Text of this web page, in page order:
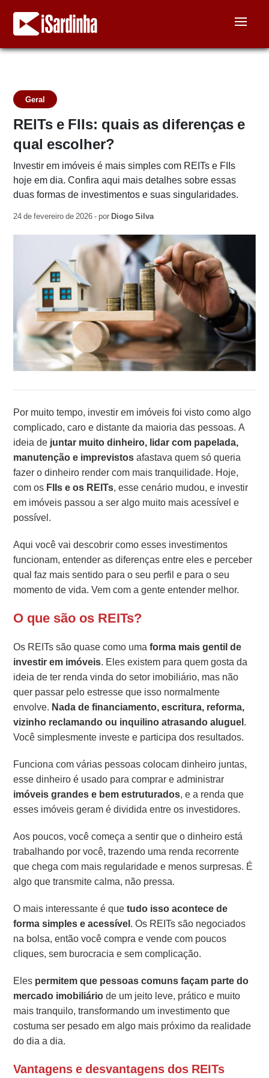
Geral
REITs e FIIs: quais as diferenças e
qual escolher?
Investir em imóveis é mais simples com REITs e FIIs
hoje em dia. Confira aqui mais detalhes sobre essas
duas formas de investimentos e suas singularidades.
24 de fevereiro de 2026 - por Diogo Silva
Por muito tempo, investir em imóveis foi visto como algo
complicado, caro e distante da maioria das pessoas. A
ideia de juntar muito dinheiro, lidar com papelada,
manutenção e imprevistosafastava quem só queria
fazer o dinheiro render com mais tranquilidade. Hoje,
com os FIIs e os REITs, esse cenário mudou, e investir
em imóveis passou a ser algo muito mais acessível e
possível.
Aqui você vai descobrir como esses investimentos
funcionam, entender as diferenças entre eles e perceber
qual faz mais sentido para o seu perfil e para o seu
momento de vida. Vem com a gente entender melhor.
O que são os REITs?
Os REITs são quase como umaforma mais gentil de
investir em imóveis. Eles existem para quem gosta da
ideia de ter renda vinda do setor imobiliário, mas não
quer passar pelo estresse que isso normalmente
envolve. Nada de financiamento, escritura, reforma,
vizinho reclamando ou inquilino atrasando aluguel.
Você simplesmente investe e participa dos resultados.
Funciona com várias pessoas colocam dinheiro juntas,
esse dinheiro é usado para comprar e administrar
imóveis grandes e bem estruturados, e a renda que
esses imóveis geram é dividida entre os investidores.
Aos poucos, você começa a sentir que o dinheiro está
trabalhando por você, trazendo uma renda recorrente
que chega com mais regularidade e menos surpresas. É
algo que transmite calma, não pressa.
O mais interessante é quetudo isso acontece de
forma simples e acessível. Os REITs são negociados
na bolsa, então você compra e vende com poucos
cliques, sem burocracia e sem complicação.
Eles permitem que pessoas comuns façam parte do
mercado imobiliáriode um jeito leve, prático e muito
mais tranquilo, transformando um investimento que
costuma ser pesado em algo mais próximo da realidade
do dia a dia.
Vantagens e desvantagens dos REITs